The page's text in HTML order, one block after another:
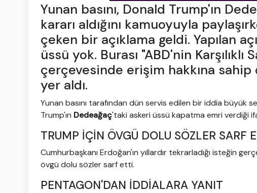
Yunan basını, Donald Trump'ın
kararı aldığını kamuoyuyla
çeken bir açıklama geldi. Yapılan
üssü yok. Burası "ABD'nin
çerçevesinde erişim hakkına
yer aldı.
Yunan basını tarafından dün servis edilen bir iddia büyük
Trump'ın Dedeağaç'taki askeri üssü kapatma emri verdiği
TRUMP İÇİN ÖVGÜ DOLU SÖZLER SARF
Cumhurbaşkanı Erdoğan'ın yıllardır tekrarladığı isteğin
övgü dolu sözler sarf etti.
PENTAGON'DAN İDDİALARA YANIT